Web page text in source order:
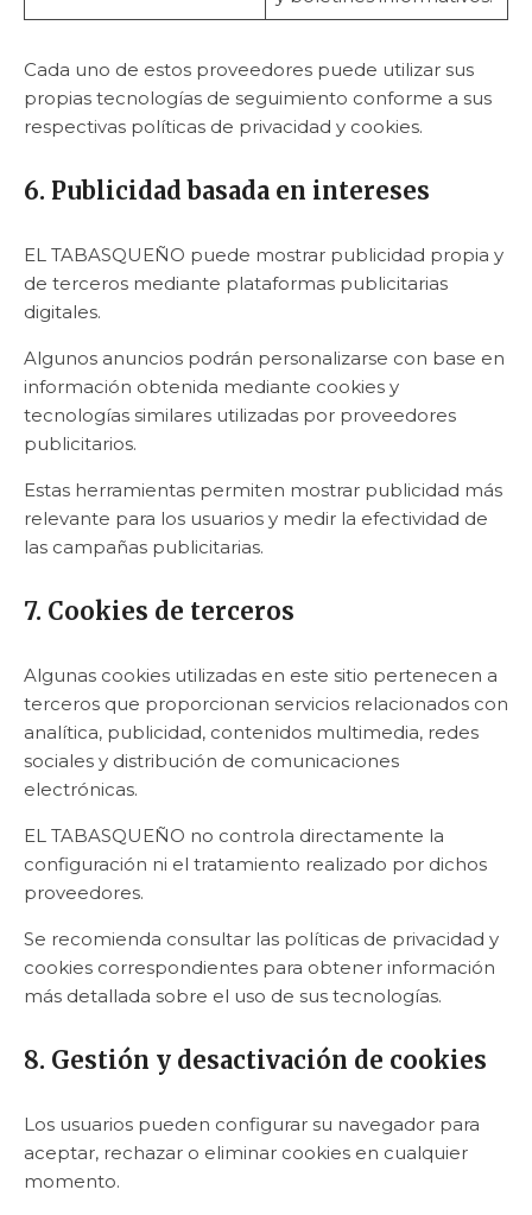
Cada uno de estos proveedores puede utilizar sus
propias tecnologías de seguimiento conforme a sus
respectivas políticas de privacidad y cookies.
6. Publicidad basada en intereses
EL TABASQUEÑO puede mostrar publicidad propia y
de terceros mediante plataformas publicitarias
digitales.
Algunos anuncios podrán personalizarse con base en
información obtenida mediante cookies y
tecnologías similares utilizadas por proveedores
publicitarios.
Estas herramientas permiten mostrar publicidad más
relevante para los usuarios y medir la efectividad de
las campañas publicitarias.
7. Cookies de terceros
Algunas cookies utilizadas en este sitio pertenecen a
terceros que proporcionan servicios relacionados con
analítica, publicidad, contenidos multimedia, redes
sociales y distribución de comunicaciones
electrónicas.
EL TABASQUEÑO no controla directamente la
configuración ni el tratamiento realizado por dichos
proveedores.
Se recomienda consultar las políticas de privacidad y
cookies correspondientes para obtener información
más detallada sobre el uso de sus tecnologías.
8. Gestión y desactivación de cookies
Los usuarios pueden configurar su navegador para
aceptar, rechazar o eliminar cookies en cualquier
momento.